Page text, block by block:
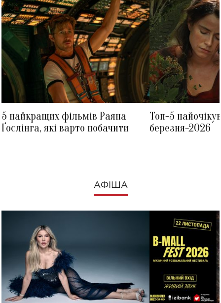
5 найкращих фільмів Раяна
Ґослінга, які варто побачити
Топ-5
березня-2026
АФІША